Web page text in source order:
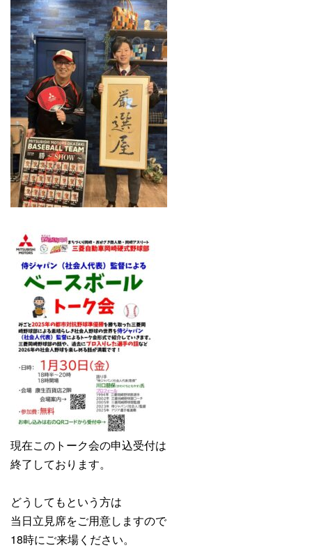
現在このトーク会の申込受付は
終了しております。
どうしてもという方は
当日立見席をご用意しますので
18時にご来場ください。